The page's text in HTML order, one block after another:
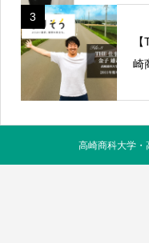
3
崎
高崎商科大学・